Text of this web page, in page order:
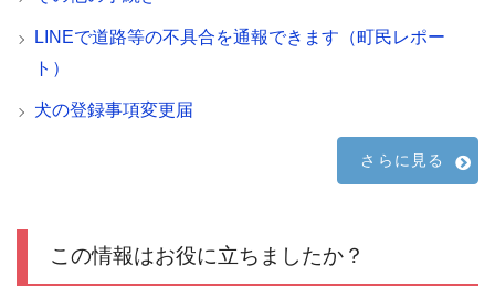
LINEで道路等の不具合を通報できます（町民レポー
ト）
犬の登録事項変更届
さらに見る
この情報はお役に立ちましたか？